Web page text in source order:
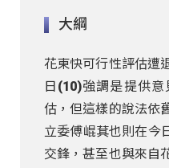
大綱
花東快可行性評估遭
日(10)強調是提供
估，但這樣的說法依
立委傅崐萁也則在今
交鋒，甚至也與來自